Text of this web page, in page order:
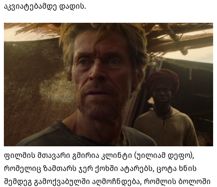
აკვიატებამდე დადის.
ფილმის მთავარი გმირია კლინტი (უილიამ დეფო),
რომელიც ზამთარს ჯერ ქოხში ატარებს, ცოტა ხნის
შემდეგ გამოქვაბულში აღმოჩნდება, რომლის ბოლოში